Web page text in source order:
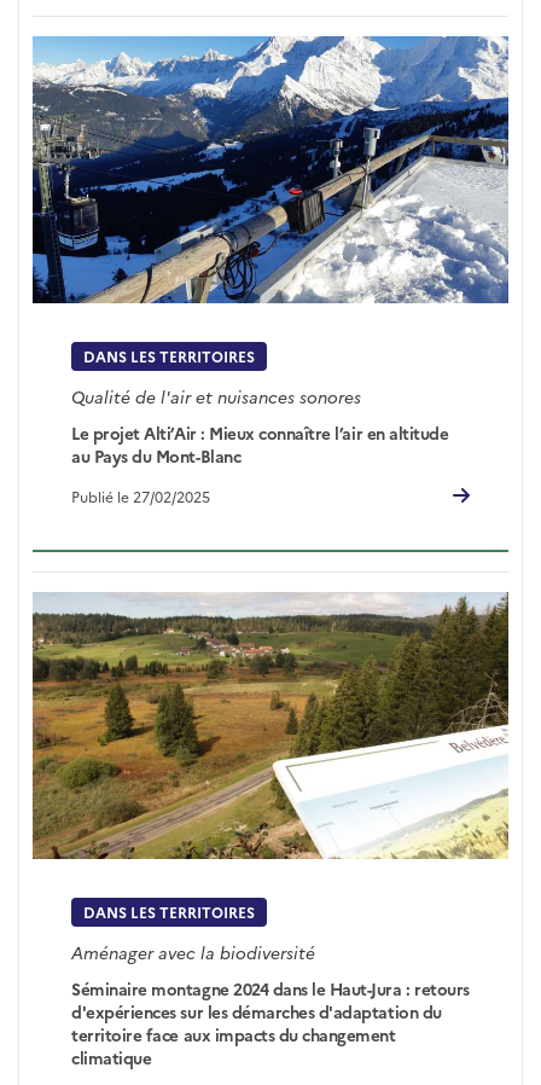
DANS LES TERRITOIRES
Qualité de l'air et nuisances sonores
Le projet Alti’Air : Mieux connaître l’air en altitude
au Pays du Mont-Blanc
Publié le 27/02/2025
DANS LES TERRITOIRES
Aménager avec la biodiversité
Séminaire montagne 2024 dans le Haut-Jura : retours
d'expériences sur les démarches d'adaptation du
territoire face aux impacts du changement
climatique